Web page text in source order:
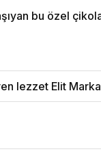
bu özel
lezzet Elit Marka